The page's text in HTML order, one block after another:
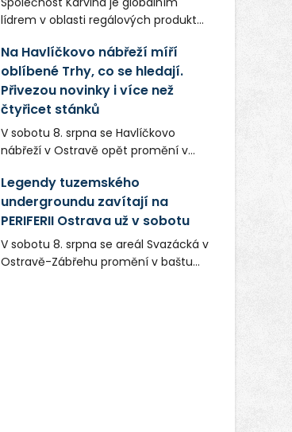
lídrem v oblasti regálových produktů
zaměstnavatelem na Karvinsku a
firmou s obrovským potenciálem.
Na Havlíčkovo nábřeží míří
oblíbené Trhy, co se hledají.
Přivezou novinky i více než
čtyřicet stánků
V sobotu 8. srpna se Havlíčkovo
nábřeží v Ostravě opět promění v
lokálních výrobků. Trhy, co se hledají
tentokrát nabídnou více než čtyřicet
pečlivě vybraných stánků s kvalitní
gastronomií, farmářskými produkty,
designem i řemeslnou tvorbou.
Návštěvníci se mohou těšit nejen na
Legendy tuzemského
undergroundu zavítají na
PERIFERII Ostrava už v sobotu
V sobotu 8. srpna se areál Svazácká v
Ostravě-Zábřehu promění v baštu